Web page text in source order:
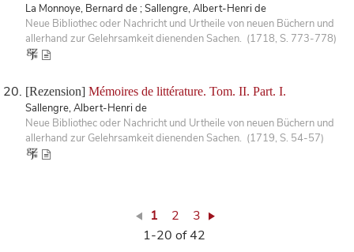
La Monnoye, Bernard de ; Sallengre, Albert-Henri de
Neue Bibliothec oder Nachricht und Urtheile von neuen Büchern und
allerhand zur Gelehrsamkeit dienenden Sachen. (1718, S. 773-778)
[Rezension] Mémoires de littérature. Tom. II. Part. I.
Sallengre, Albert-Henri de
Neue Bibliothec oder Nachricht und Urtheile von neuen Büchern und
allerhand zur Gelehrsamkeit dienenden Sachen. (1719, S. 54-57)
1 2
3
1-20 of 42